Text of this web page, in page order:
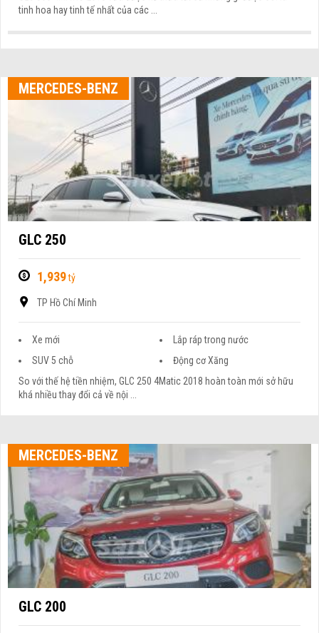
tinh hoa hay tinh tế nhất của các ...
MERCEDES-BENZ
GLC 250
1,939tỷ
TP Hồ Chí Minh
Xe mới
Lắp ráp trong nước
SUV 5 chỗ
Động cơ Xăng
So với thế hệ tiền nhiệm, GLC 250 4Matic 2018 hoàn toàn mới sở hữu
khá nhiều thay đổi cả về nội ...
MERCEDES-BENZ
GLC 200